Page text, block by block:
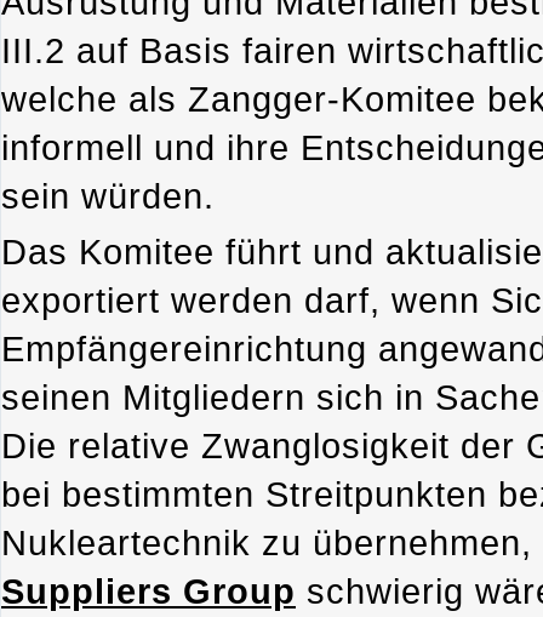
III.2 auf Basis fairen
welche als Zangger-Komitee
informell und ihre
sein würden.
Das Komitee führt und
exportiert werden darf, wenn
Empfängereinrichtung
seinen Mitgliedern sich in
Die relative Zwanglosigkeit der
bei bestimmten Streitpunkten
Nukleartechnik zu
Suppliers Group schwierig